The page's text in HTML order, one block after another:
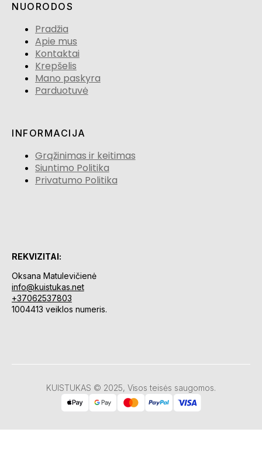
NUORODOS
Pradžia
Apie mus
Kontaktai
Krepšelis
Mano paskyra
Parduotuvė
INFORMACIJA
Grąžinimas ir keitimas
Siuntimo Politika
Privatumo Politika
REKVIZITAI:
Oksana Matulevičienė
info@kuistukas.net
+37062537803
1004413 veiklos numeris.
KUISTUKAS © 2025, Visos teisės saugomos.